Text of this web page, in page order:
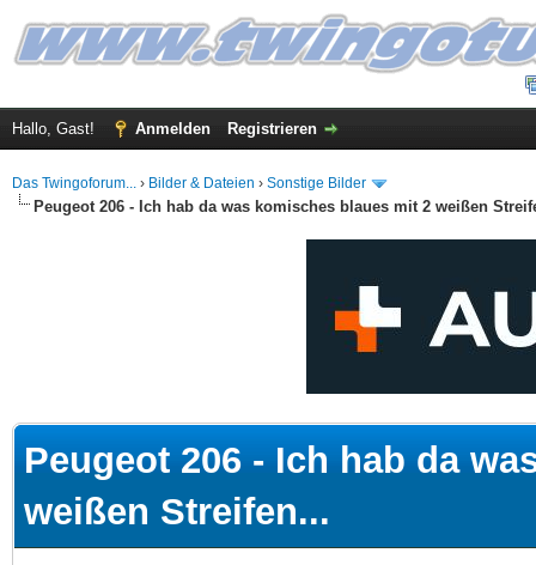
Hallo, Gast! Anmelden Registrieren
Das Twingoforum... › Bilder & Dateien › Sonstige Bilder
Peugeot 206 - Ich hab da was komisches blaues mit 2 weißen
Peugeot 206 - Ich hab da
weißen Streifen...